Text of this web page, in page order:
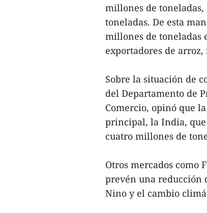
millones de
toneladas. De esta
millones de toneladas
exportadores de
Sobre la situación de
del Departamento de
Comercio, opinó que
principal, la India,
cuatro millones de
Otros mercados como
prevén una reducción
Nino y el cambio